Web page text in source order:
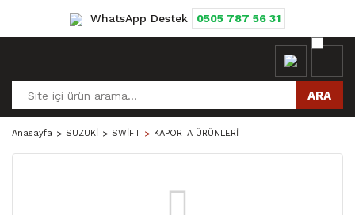
WhatsApp Destek 0505 787 56 31
ARA
Anasayfa SUZUKİ SWİFT KAPORTA ÜRÜNLERİ